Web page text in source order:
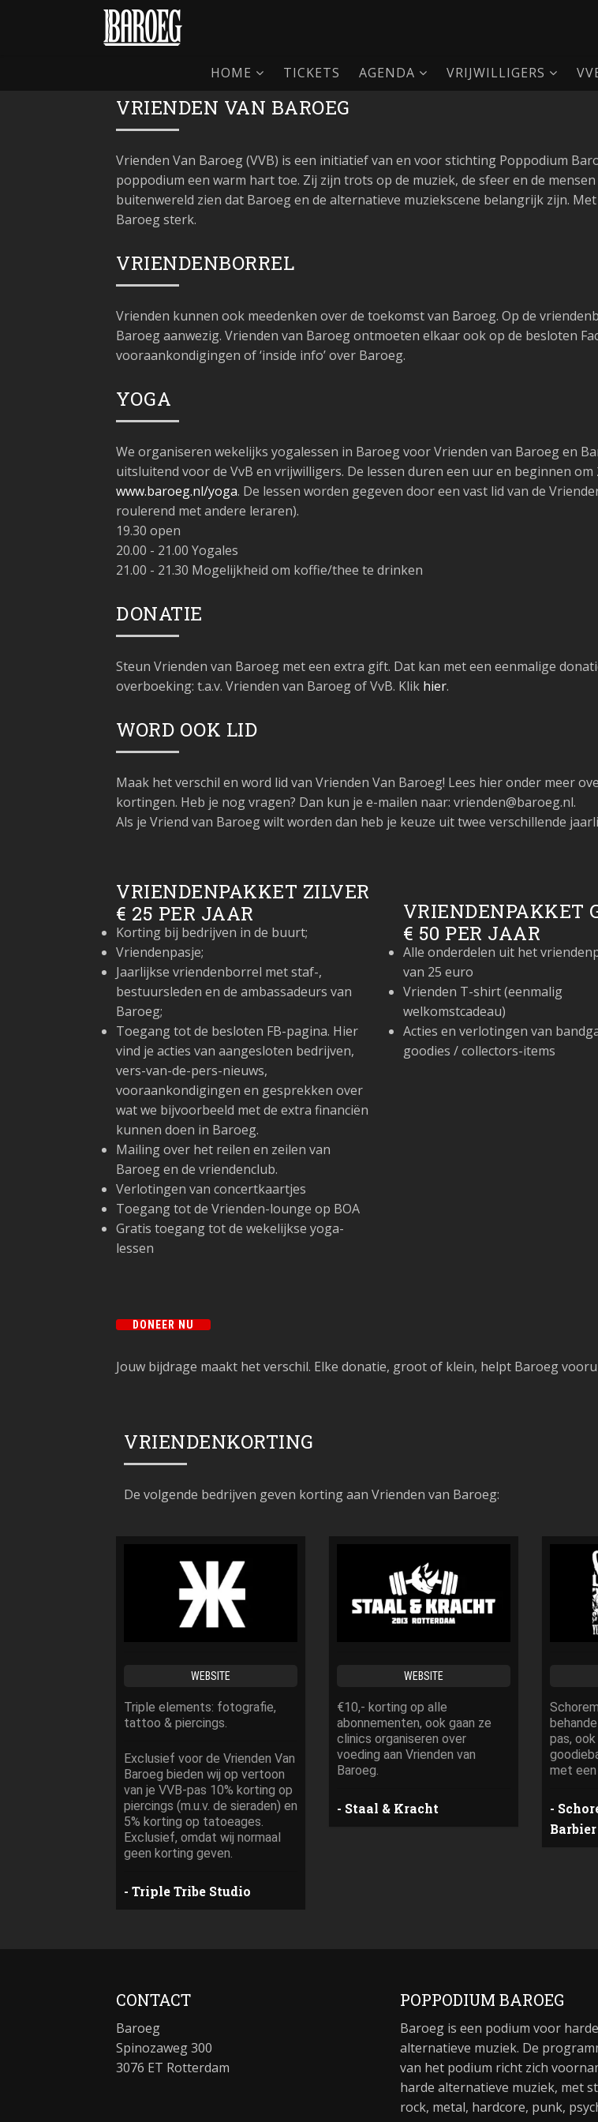
HOME TICKETS AGENDA VRIJWILLIGERS
VRIENDEN VAN BAROEG
Vrienden Van Baroeg (VVB) is een initiatief van en voor stichting Poppodium
poppodium een warm hart toe. Zij zijn trots op de muziek, de sfeer en de
buitenwereld zien dat Baroeg en de alternatieve muziekscene belangrijk zijn.
Baroeg sterk.
VRIENDENBORREL
Vrienden kunnen ook meedenken over de toekomst van Baroeg. Op de
Baroeg aanwezig. Vrienden van Baroeg ontmoeten elkaar ook op de besloten
vooraankondigingen of ‘inside info’ over Baroeg.
YOGA
We organiseren wekelijks yogalessen in Baroeg voor Vrienden van Baroeg en
uitsluitend voor de VvB en vrijwilligers. De lessen duren een uur en beginnen
www.baroeg.nl/yoga. De lessen worden gegeven door een vast lid van de
roulerend met andere leraren).
19.30 open
20.00 - 21.00 Yogales
21.00 - 21.30 Mogelijkheid om koffie/thee te drinken
DONATIE
Steun Vrienden van Baroeg met een extra gift. Dat kan met een eenmalige
overboeking: t.a.v. Vrienden van Baroeg of VvB. Klik hier.
WORD OOK LID
Maak het verschil en word lid van Vrienden Van Baroeg! Lees hier onder meer
kortingen. Heb je nog vragen? Dan kun je e-mailen naar: vrienden@baroeg.nl.
Als je Vriend van Baroeg wilt worden dan heb je keuze uit twee verschillende
VRIENDENPAKKET ZILVER
€ 25 PER JAAR
Korting bij bedrijven in de buurt;
Vriendenpasje;
Jaarlijkse vriendenborrel met staf-,
bestuursleden en de ambassadeurs van
Baroeg;
Toegang tot de besloten FB-pagina. Hier
vind je acties van aangesloten bedrijven,
vers-van-de-pers-nieuws,
vooraankondigingen en gesprekken over
wat we bijvoorbeeld met de extra financiën
kunnen doen in Baroeg.
Mailing over het reilen en zeilen van
Baroeg en de vriendenclub.
Verlotingen van concertkaartjes
Toegang tot de Vrienden-lounge op BOA
Gratis toegang tot de wekelijkse yoga-
lessen
VRIENDENPAKKET
€ 50 PER JAAR
Alle onderdelen uit het
van 25 euro
Vrienden T-shirt (eenmalig
welkomstcadeau)
Acties en verlotingen van
goodies / collectors-items
DONEER NU
Jouw bijdrage maakt het verschil. Elke donatie, groot of klein, helpt Baroeg
VRIENDENKORTING
De volgende bedrijven geven korting aan Vrienden van Baroeg:
WEBSITE
Triple elements: fotografie,
tattoo & piercings.
Exclusief voor de Vrienden Van
Baroeg bieden wij op vertoon
van je VVB-pas 10% korting op
piercings (m.u.v. de sieraden) en
5% korting op tatoeages.
Exclusief, omdat wij normaal
geen korting geven.
Triple Tribe Studio
WEBSITE
€10,- korting op alle
abonnementen, ook gaan ze
clinics organiseren over
voeding aan Vrienden van
Baroeg.
Staal & Kracht
pas,
met
Barbier
CONTACT
Baroeg
Spinozaweg 300
3076 ET Rotterdam
POPPODIUM BAROEG
Baroeg is een podium voor
alternatieve muziek. De
van het podium richt zich
harde alternatieve muziek, met
rock, metal, hardcore, punk,